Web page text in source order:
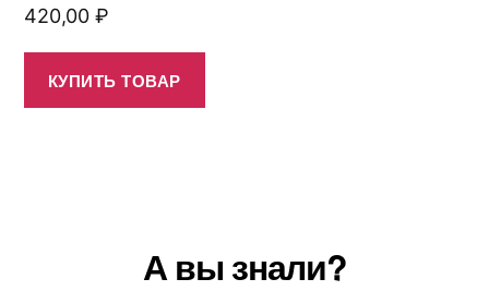
420,00 ₽
КУПИТЬ ТОВАР
А вы знали?